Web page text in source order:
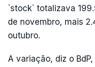
`stock` totalizava
de novembro, mais
outubro.
A variação, diz o